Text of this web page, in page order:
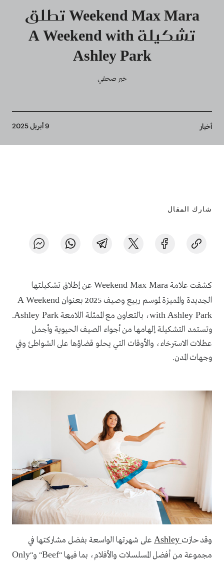
Weekend Max Mara تطلق
تشكيلة A Weekend with
Ashley Park
خبر صحفي
Breadcrumb
أخبار 9 أبريل 2025
شارك المقال
كشفت علامة Weekend Max Mara عن إطلاق تشكيلتها
الجديدة والمميزة لموسم ربيع وصيف 2025 بعنوان
A Weekend
with Ashley Park، بالتعاون مع الممثلة اللامعة Ashley Park
.
وتستمد التشكيلة إلهامها من أجواء الصيف الحيوية وأجمل
عطلات الاسترخاء، والأوقات التي يحلو قضاؤها على الشواطئ وفي
وجهات المدن.
وقد حازت Ashley على شهرتها الواسعة بفضل مشاركتها في
مجموعة من أفضل المسلسلات والأفلام، بما فيها "Beef" و"Only